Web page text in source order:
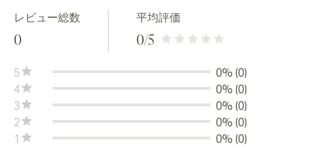
レビュー総数
0
平均評価
0/5
5
0% (0)
4
0% (0)
3
0% (0)
2
0% (0)
1
0% (0)